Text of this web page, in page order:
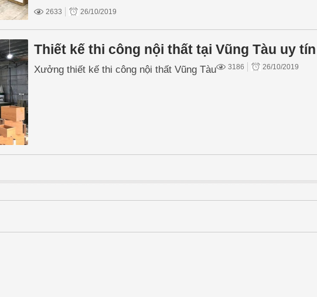
2633 26/10/2019
Thiết kế thi công nội thất tại Vũng Tàu uy
Xưởng thiết kế thi công nội thất Vũng Tàu 3186 26/10/2019